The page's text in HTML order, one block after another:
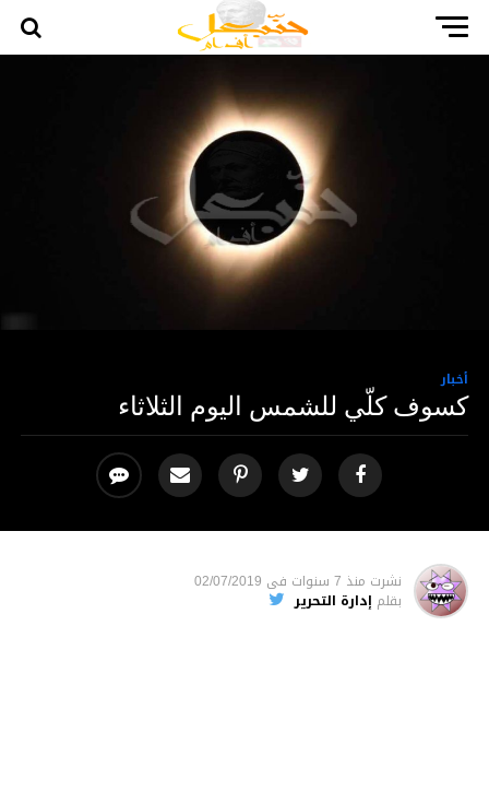
أخبار
كسوف كلّي للشمس اليوم الثلاثاء
نشرت منذ 7 سنوات فى 02/07/2019
بقلم إدارة التحرير